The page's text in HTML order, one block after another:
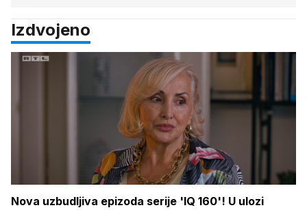
Izdvojeno
Nova uzbudljiva epizoda serije 'IQ 160'! U ulozi